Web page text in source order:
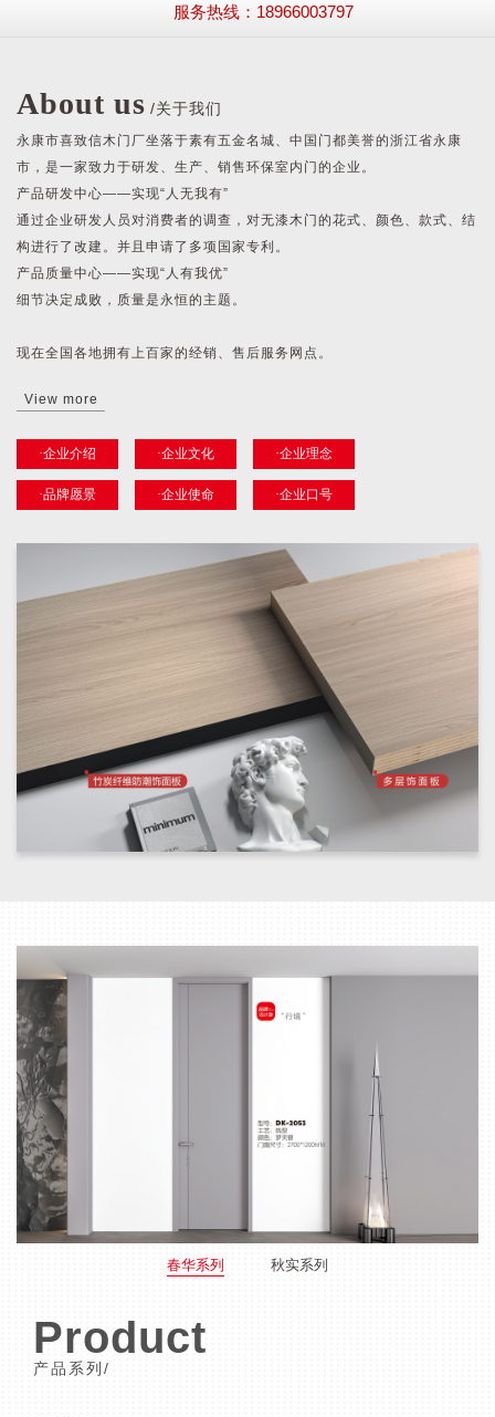
服务热线：18966003797
About us /关于我们
永康市喜致信木门厂坐落于素有五金名城、中国门都美誉的浙江省永康
市，是一家致力于研发、生产、销售环保室内门的企业。
产品研发中心——实现“人无我有”
通过企业研发人员对消费者的调查，对无漆木门的花式、颜色、款式、结
构进行了改建。并且申请了多项国家专利。
产品质量中心——实现“人有我优”
细节决定成败，质量是永恒的主题。
现在全国各地拥有上百家的经销、售后服务网点。
View more
·企业介绍 ·企业文化 ·企业理念
·品牌愿景 ·企业使命 ·企业口号
春华系列 秋实系列
Product
产品系列/